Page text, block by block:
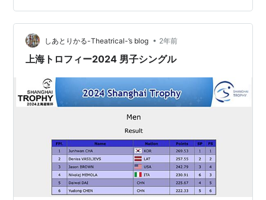
しあとりかる-Theatrical-’s blog • 2年前
上海トロフィー2024 男子シングル